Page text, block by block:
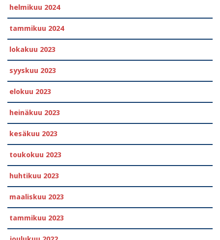
helmikuu 2024
tammikuu 2024
lokakuu 2023
syyskuu 2023
elokuu 2023
heinäkuu 2023
kesäkuu 2023
toukokuu 2023
huhtikuu 2023
maaliskuu 2023
tammikuu 2023